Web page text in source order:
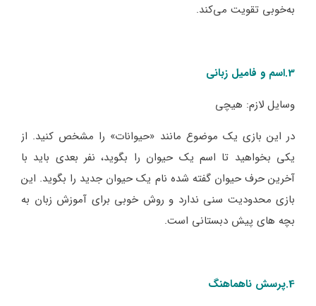
به‌خوبی تقویت می‌کند.
3.اسم و فامیل زبانی
وسایل لازم: هیچی
در این بازی یک موضوع مانند «حیوانات» را مشخص کنید. از
یکی بخواهید تا اسم یک حیوان را بگوید، نفر بعدی باید با
آخرین حرف حیوان گفته شده نام یک حیوان جدید را بگوید. این
بازی محدودیت سنی ندارد و روش خوبی برای آموزش زبان به
بچه‌ های پیش دبستانی است.
4.پرسش ناهماهنگ